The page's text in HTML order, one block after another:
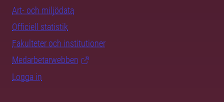
Art- och miljödata
Officiell statistik
Fakulteter och institutioner
Medarbetarwebben
Logga in